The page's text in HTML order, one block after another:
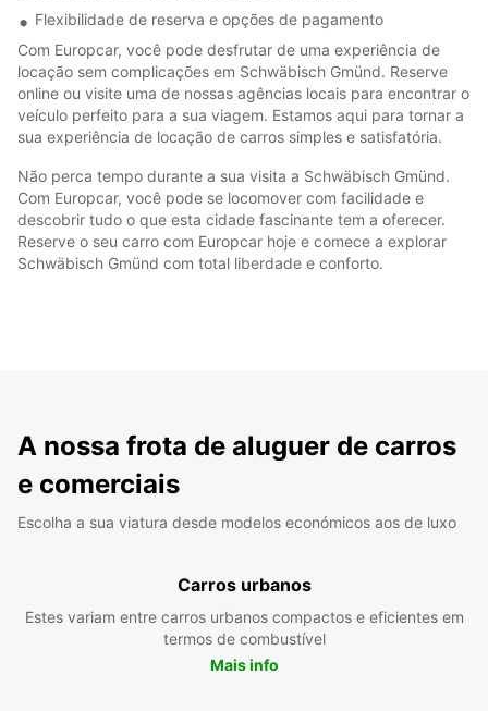
Flexibilidade de reserva e opções de pagamento
Com Europcar, você pode desfrutar de uma experiência de
locação sem complicações em Schwäbisch Gmünd. Reserve
online ou visite uma de nossas agências locais para encontrar o
veículo perfeito para a sua viagem. Estamos aqui para tornar a
sua experiência de locação de carros simples e satisfatória.
Não perca tempo durante a sua visita a Schwäbisch Gmünd.
Com Europcar, você pode se locomover com facilidade e
descobrir tudo o que esta cidade fascinante tem a oferecer.
Reserve o seu carro com Europcar hoje e comece a explorar
Schwäbisch Gmünd com total liberdade e conforto.
A nossa frota de aluguer de carros
e comerciais
Escolha a sua viatura desde modelos económicos aos de luxo
Carros urbanos
Estes variam entre carros urbanos compactos e eficientes em
termos de combustível
Mais info